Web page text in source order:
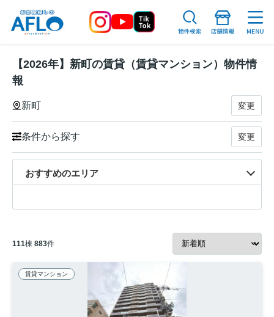
【2026年】新町の賃貸（賃貸マンション）物件情
報
新町 変更
条件から探す 変更
おすすめのエリア
111棟 883件
賃貸マンション